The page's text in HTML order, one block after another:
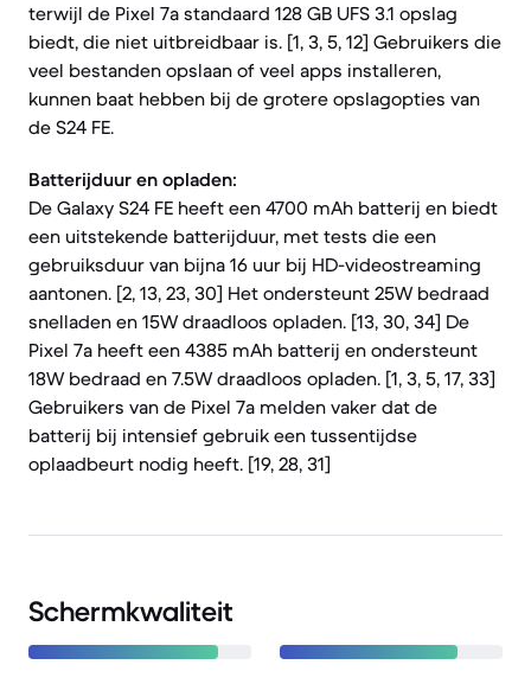
terwijl de Pixel 7a standaard 128 GB UFS 3.1 opslag
biedt, die niet uitbreidbaar is. [1, 3, 5, 12] Gebruikers die
veel bestanden opslaan of veel apps installeren,
kunnen baat hebben bij de grotere opslagopties van
de S24 FE.
Batterijduur en opladen:
De Galaxy S24 FE heeft een 4700 mAh batterij en biedt
een uitstekende batterijduur, met tests die een
gebruiksduur van bijna 16 uur bij HD-videostreaming
aantonen. [2, 13, 23, 30] Het ondersteunt 25W bedraad
snelladen en 15W draadloos opladen. [13, 30, 34] De
Pixel 7a heeft een 4385 mAh batterij en ondersteunt
18W bedraad en 7.5W draadloos opladen. [1, 3, 5, 17, 33]
Gebruikers van de Pixel 7a melden vaker dat de
batterij bij intensief gebruik een tussentijdse
oplaadbeurt nodig heeft. [19, 28, 31]
Schermkwaliteit